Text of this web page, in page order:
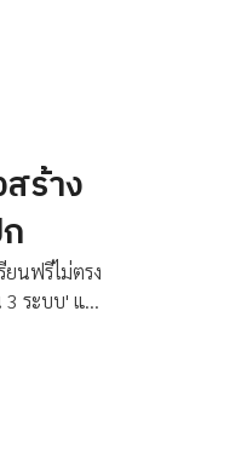
ร้าง
ยนฟรีไม่ตรง
3 ระบบ' แก้